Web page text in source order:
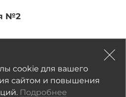
№2
422/485)
Цена по запросу
cookie для вашего
сайтом и повышения
Подробнее